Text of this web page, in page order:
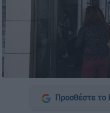
Προσθέστε το